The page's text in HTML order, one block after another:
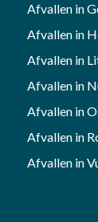
Afvallen in
Afvallen in
Afvallen in
Afvallen in
Afvallen in
Afvallen in
Afvallen in